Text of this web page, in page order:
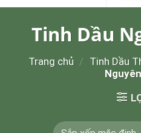
Tinh Dầu
Trang chủ / Tinh Dầu